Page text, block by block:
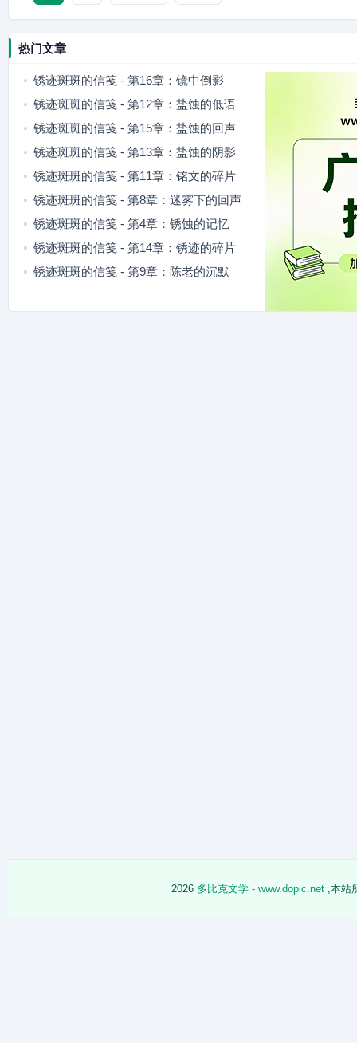
热门文章
锈迹斑斑的信笺 - 第16章：镜中倒影
锈迹斑斑的信笺 - 第12章：盐蚀的低语
锈迹斑斑的信笺 - 第15章：盐蚀的回声
锈迹斑斑的信笺 - 第13章：盐蚀的阴影
锈迹斑斑的信笺 - 第11章：铭文的碎片
锈迹斑斑的信笺 - 第8章：迷雾下的回声
锈迹斑斑的信笺 - 第4章：锈蚀的记忆
锈迹斑斑的信笺 - 第14章：锈迹的碎片
锈迹斑斑的信笺 - 第9章：陈老的沉默
2026 多比克文学 - www.dopic.net ,本站